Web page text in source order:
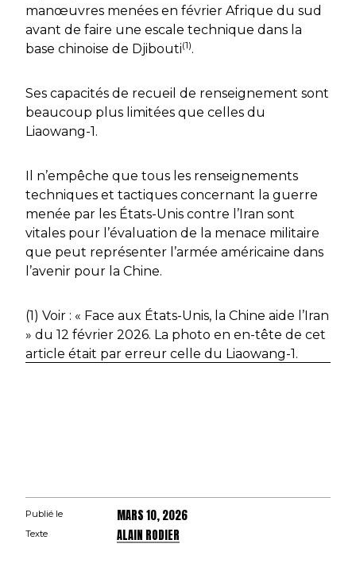
manœuvres menées en février Afrique du sud
avant de faire une escale technique dans la
base chinoise de Djibouti(1).
Ses capacités de recueil de renseignement sont
beaucoup plus limitées que celles du
Liaowang-1.
Il n’empêche que tous les renseignements
techniques et tactiques concernant la guerre
menée par les États-Unis contre l’Iran sont
vitales pour l’évaluation de la menace militaire
que peut représenter l’armée américaine dans
l’avenir pour la Chine.
(1) Voir : « Face aux États-Unis, la Chine aide l’Iran
» du 12 février 2026. La photo en en-tête de cet
article était par erreur celle du Liaowang-1.
Publié le MARS 10, 2026
Texte ALAIN RODIER